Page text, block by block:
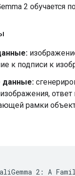
2 обучается
к подписи к
данные:
рамки
2: A